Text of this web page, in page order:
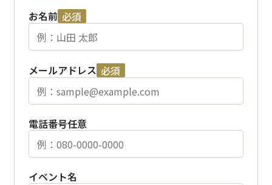
お名前 必須
メールアドレス 必須
電話番号任意
イベント名